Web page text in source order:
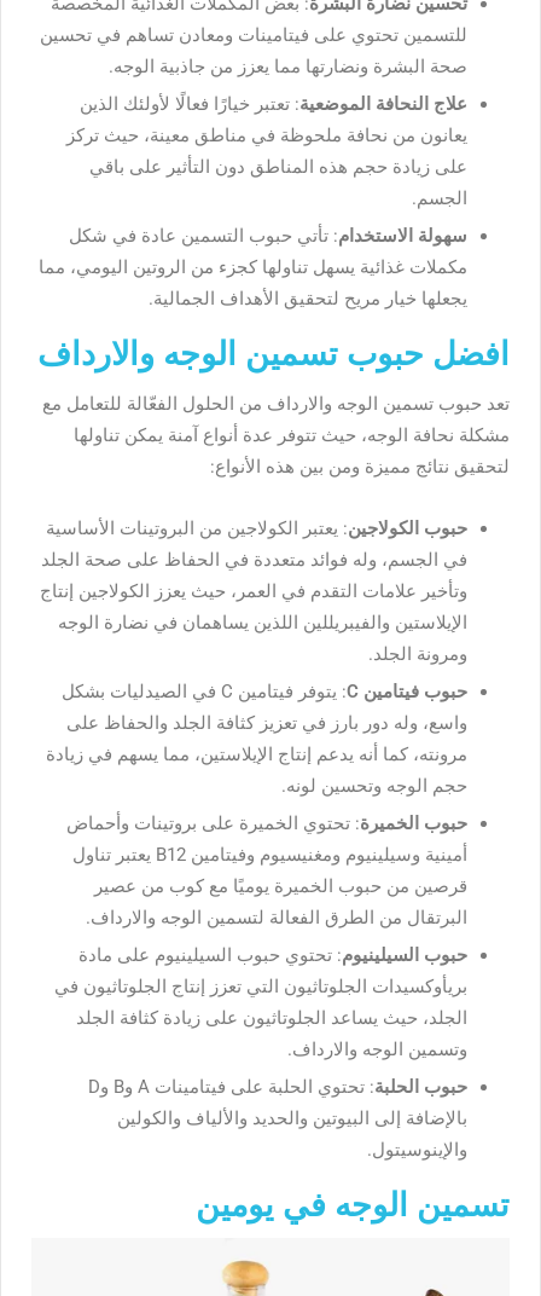
للتسمين تحتوي على فيتامينات ومعادن تساهم في تحسين
صحة البشرة ونضارتها مما يعزز من جاذبية الوجه.
علاج النحافة الموضعية: تعتبر خيارًا فعالًا لأولئك الذين
يعانون من نحافة ملحوظة في مناطق معينة، حيث تركز
على زيادة حجم هذه المناطق دون التأثير على باقي
الجسم.
سهولة الاستخدام: تأتي حبوب التسمين عادة في شكل
مكملات غذائية يسهل تناولها كجزء من الروتين اليومي، مما
يجعلها خيار مريح لتحقيق الأهداف الجمالية.
افضل حبوب تسمين الوجه والارداف
تعد حبوب تسمين الوجه والارداف من الحلول الفعّالة للتعامل مع
مشكلة نحافة الوجه، حيث تتوفر عدة أنواع آمنة يمكن تناولها
لتحقيق نتائج مميزة ومن بين هذه الأنواع:
حبوب الكولاجين: يعتبر الكولاجين من البروتينات الأساسية
في الجسم، وله فوائد متعددة في الحفاظ على صحة الجلد
وتأخير علامات التقدم في العمر، حيث يعزز الكولاجين إنتاج
الإيلاستين والفيبريللين اللذين يساهمان في نضارة الوجه
ومرونة الجلد.
حبوب فيتامين C
: يتوفر فيتامين C في الصيدليات بشكل
واسع، وله دور بارز في تعزيز كثافة الجلد والحفاظ على
مرونته، كما أنه يدعم إنتاج الإيلاستين، مما يسهم في زيادة
حجم الوجه وتحسين لونه.
حبوب الخميرة: تحتوي الخميرة على بروتينات وأحماض
أمينية وسيلينيوم ومغنيسيوم وفيتامين B12 يعتبر تناول
قرصين من حبوب الخميرة يوميًا مع كوب من عصير
البرتقال من الطرق الفعالة لتسمين الوجه والارداف.
حبوب السيلينيوم: تحتوي حبوب السيلينيوم على مادة
بريأوكسيدات الجلوتاثيون التي تعزز إنتاج الجلوتاثيون في
الجلد، حيث يساعد الجلوتاثيون على زيادة كثافة الجلد
وتسمين الوجه والارداف.
حبوب الحلبة
: تحتوي الحلبة على فيتامينات A وB وD
بالإضافة إلى البيوتين والحديد والألياف والكولين
والإينوسيتول.
تسمين الوجه في يومين